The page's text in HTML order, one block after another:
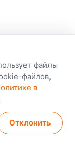
5
файлы
файлов,
в
Отклонить